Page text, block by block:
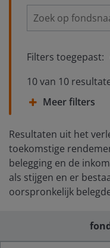
Filters toegepast:
10van 10
Meer filters
Resultaten uit het
toekomstige
belegging en de
als stijgen en er
oorspronkelijk